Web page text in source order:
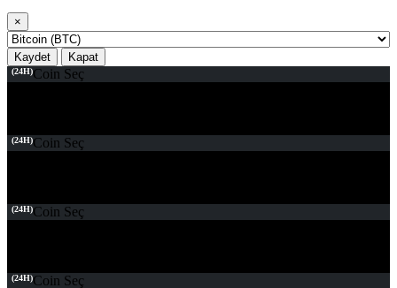
×
Kaydet Kapat
(24H)Coin Seç
(24H)Coin Seç
(24H)Coin Seç
(24H)Coin Seç